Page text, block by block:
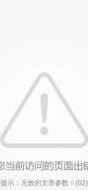
提示：无效的文章参数！(02)